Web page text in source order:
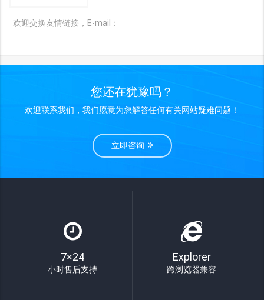
欢迎交换友情链接，E-mail：
您还在犹豫吗？
欢迎联系我们，我们愿意为您解答任何有关网站疑难问题！
立即咨询
7×24
小时售后支持
Explorer
跨浏览器兼容